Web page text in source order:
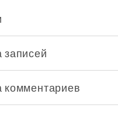
записей
комментариев